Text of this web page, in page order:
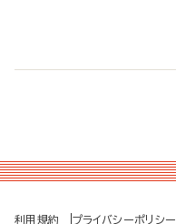
利用規約 プライバシーポリシー